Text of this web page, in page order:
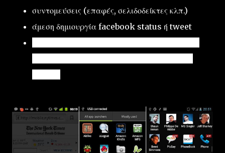
συντομεύσεις (επαφές, σελιδοδείκτες κλπ.)
άμεση δημιουργία facebook status ή tweet